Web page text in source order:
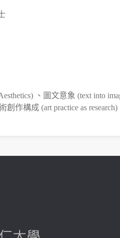
、圖文意象 (text into
創作構成 (art practice as research)